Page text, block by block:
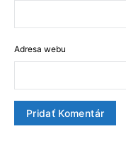
Adresa webu